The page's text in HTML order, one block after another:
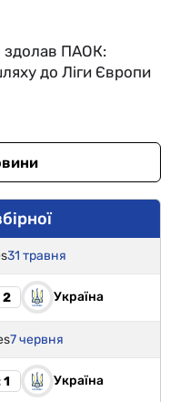
здолав ПАОК:
до Ліги Європи
31 травня
2 Україна
7 червня
1 Україна